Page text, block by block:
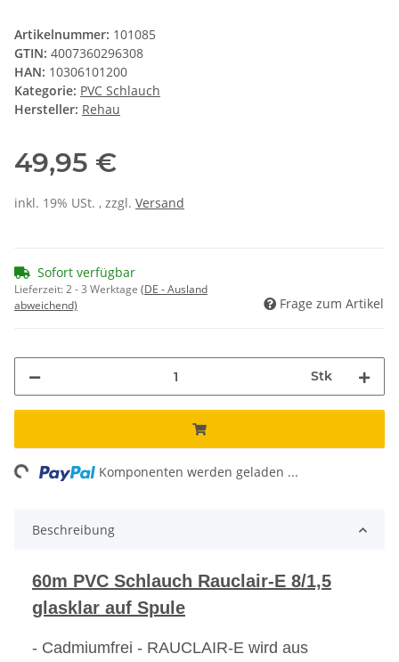
Artikelnummer: 101085
GTIN: 4007360296308
HAN: 10306101200
Kategorie: PVC Schlauch
Hersteller: Rehau
49,95 €
inkl. 19% USt. , zzgl. Versand
Sofort verfügbar
Lieferzeit:2 - 3 Werktage (DE - Ausland
abweichend)
Frage zum Artikel
Stk
Komponenten werden geladen ...
Beschreibung
60m PVC Schlauch Rauclair-E 8/1,5
glasklar auf Spule
- Cadmiumfrei - RAUCLAIR-E wird aus